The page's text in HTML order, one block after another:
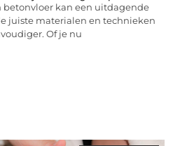
betonvloer kan een uitdagende
juiste materialen en technieken
Of je nu